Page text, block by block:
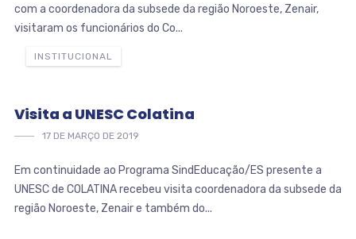
com a coordenadora da subsede da região Noroeste, Zenair,
visitaram os funcionários do Co...
INSTITUCIONAL
Visita a UNESC Colatina
17 DE MARÇO DE 2019
Em continuidade ao Programa SindEducação/ES presente a
UNESC de COLATINA recebeu visita coordenadora da subsede da
região Noroeste, Zenair e também do...